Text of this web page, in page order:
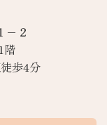
−２
階
歩4分